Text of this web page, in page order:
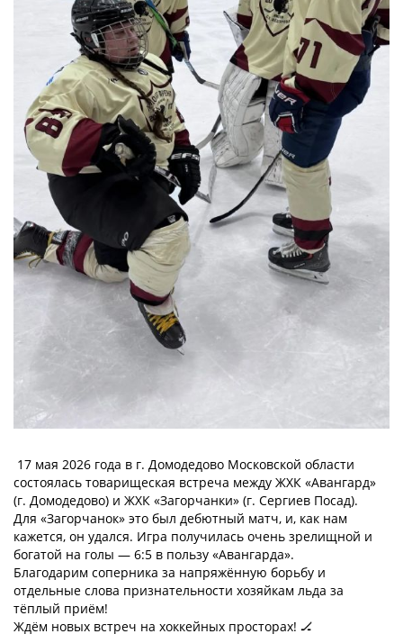
17 мая 2026 года в г. Домодедово Московской области
состоялась товарищеская встреча между ЖХК «Авангард»
(г. Домодедово) и ЖХК «Загорчанки» (г. Сергиев Посад).
Для «Загорчанок» это был дебютный матч, и, как нам
кажется, он удался. Игра получилась очень зрелищной и
богатой на голы — 6:5 в пользу «Авангарда».
Благодарим соперника за напряжённую борьбу и
отдельные слова признательности хозяйкам льда за
тёплый приём!
Ждём новых встреч на хоккейных просторах! 🏒